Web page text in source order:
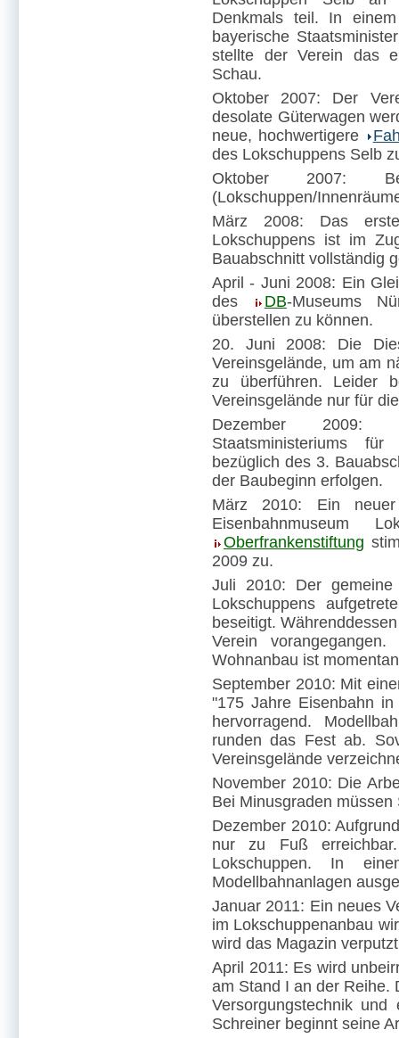
Denkmals teil. In
bayerische
stellte der Verein das
Schau.
Oktober 2007: Der
desolate Güterwagen
neue, hochwertigere
des Lokschuppens Selb
Oktober 2007:
(Lokschuppen/
März 2008: Das
Lokschuppens ist im
Bauabschnitt vollständig
April - Juni 2008: Ein
des
DB-Museums
überstellen zu können.
20. Juni 2008: Die
Vereinsgelände, um am
zu überführen. Leider
Vereinsgelände nur für
Dezember 2009:
Staatsministeriums
bezüglich des 3.
der Baubeginn erfolgen.
März 2010: Ein
Eisenbahnmuseum
Oberfrankenstiftung
2009 zu.
Juli 2010: Der
Lokschuppens
beseitigt.
Verein
Wohnanbau ist
September 2010: Mit
"175 Jahre Eisenbahn
hervorragend.
runden das Fest ab.
Vereinsgelände
November 2010: Die
Bei Minusgraden
Dezember 2010:
nur zu Fuß
Lokschuppen. In
Modellbahnanlagen
Januar 2011: Ein neues
im Lokschuppenanbau
wird das Magazin
April 2011: Es wird
am Stand I an der Reihe.
Versorgungstechnik
Schreiner beginnt seine